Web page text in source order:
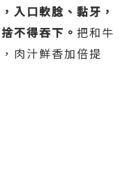
入口軟腍、黏牙，
不得吞下。 把和牛
肉汁鮮香加倍提